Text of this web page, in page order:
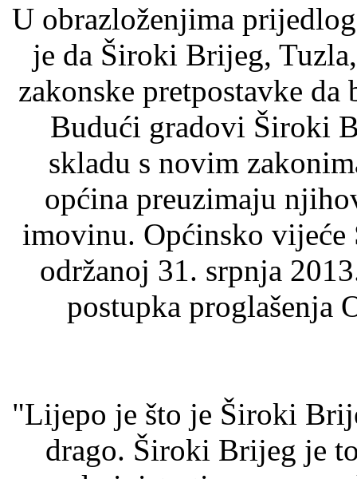
U obrazloženjima
je da Široki Brijeg,
zakonske pretpostavke
Budući gradovi Široki
skladu s novim
općina preuzimaju
imovinu. Općinsko
održanoj 31. srpnja
postupka proglašenja
"Lijepo je što je Široki
drago. Široki Brijeg je